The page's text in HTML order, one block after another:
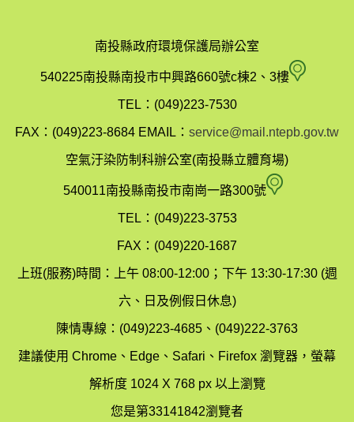
南投縣政府環境保護局辦公室
540225南投縣南投市中興路660號c棟2、3樓 南
縣
保
局
TEL：(049)223-7530
FAX：(049)223-8684 EMAIL： service@mail.ntepb.gov.tw
空氣汙染防制科辦公室(南投縣立體育場)
540011南投縣南投市南崗一路300號 空
染
制
科
TEL：(049)223-3753
FAX：(049)220-1687
上班(服務)時間：上午 08:00-12:00；下午 13:30-17:30 (週
六、日及例假日休息)
陳情專線：(049)223-4685、(049)222-3763
建議使用 Chrome、Edge、Safari、Firefox 瀏覽器，螢幕
解析度 1024 X 768 px 以上瀏覽
您是第33141842瀏覽者